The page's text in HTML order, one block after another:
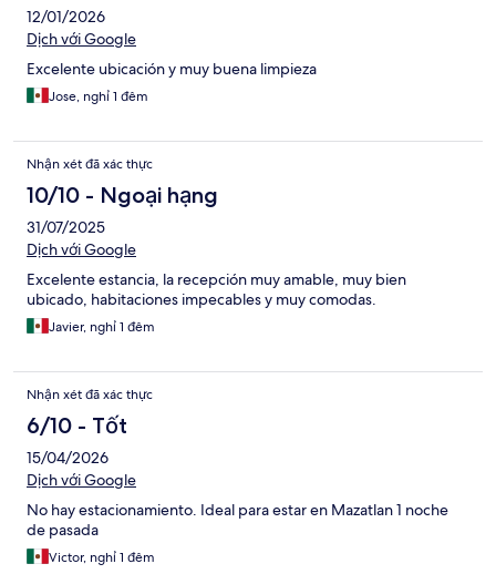
12/01/2026
Dịch với Google
Excelente ubicación y muy buena limpieza
Jose, nghỉ 1 đêm
Nhận xét đã xác thực
10/10 - Ngoại hạng
31/07/2025
Dịch với Google
Excelente estancia, la recepción muy amable, muy bien
ubicado, habitaciones impecables y muy comodas.
Javier, nghỉ 1 đêm
Nhận xét đã xác thực
6/10 - Tốt
15/04/2026
Dịch với Google
No hay estacionamiento. Ideal para estar en Mazatlan 1 noche
de pasada
Victor, nghỉ 1 đêm